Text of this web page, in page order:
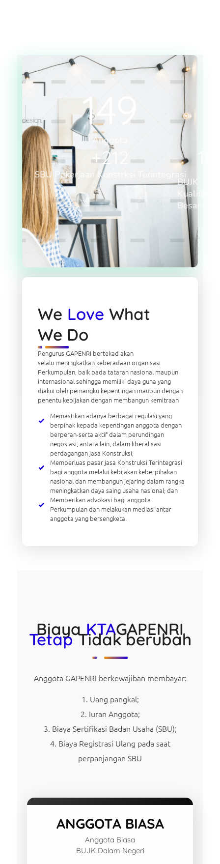
Anggota
149
SBU Pekerjaan Konstrksi Terintegrasi
+212
BUJK
Kualifikasi
Besar
We Love What
We Do
Pengurus GAPENRI bertekad akan
selalu meningkatkan keberadaan organisasi
Perkumpulan, baik pada tataran nasional maupun
internasional sehingga memiliki daya guna yang
diakui oleh pemangku kepentingan maupun dengan
penentu kebijakan dengan membangun kemitraan
Memastikan adanya berbagai regulasi yang
berpihak kepada kepentingan anggota dengan
berperan-serta aktif dalam perundingan
negosiasi, antara lain, dalam liberalisasi
perdagangan jasa Konstruksi;
Memperluas pasar jasa Konstruksi Terintegrasi
bagi anggota melalui kebijakan keberpihakan
nasional dan membangun jejaring dalam rangka
meningkatkan daya saing usaha nasional; dan
Memberikan advokasi bagi anggota
Perkumpulan dan melakukan mediasi antar
anggota yang bersengketa.
Biaya KTAGAPENRI
Tetap Tidak berubah
Anggota GAPENRI berkewajiban membayar:
Uang pangkal;
Iuran Anggota;
Biaya Sertifikasi Badan Usaha (SBU);
Biaya Registrasi Ulang pada saat
perpanjangan SBU
ANGGOTA BIASA
Anggota Biasa
BUJK Dalam Negeri